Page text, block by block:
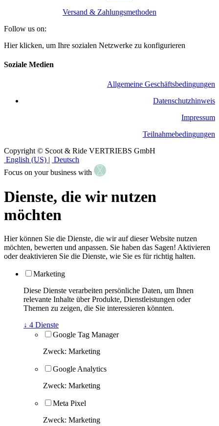
Versand & Zahlungsmethoden
Follow us on:
Hier klicken, um Ihre sozialen Netzwerke zu konfigurieren
Soziale Medien
Allgemeine Geschäftsbedingungen
​Datenschutzhinweis
Impressum
Teilnahmebedingungen
Copyright © Scoot & Ride VERTRIEBS GmbH
English (US) | Deutsch
Focus on your business with
Dienste, die wir nutzen
möchten
Hier können Sie die Dienste, die wir auf dieser Website nutzen
möchten, bewerten und anpassen. Sie haben das Sagen! Aktivieren
oder deaktivieren Sie die Dienste, wie Sie es für richtig halten.
Marketing
Diese Dienste verarbeiten persönliche Daten, um Ihnen
relevante Inhalte über Produkte, Dienstleistungen oder
Themen zu zeigen, die Sie interessieren könnten.
↓ 4 Dienste
Google Tag Manager
Zweck: Marketing
Google Analytics
Zweck: Marketing
Meta Pixel
Zweck: Marketing